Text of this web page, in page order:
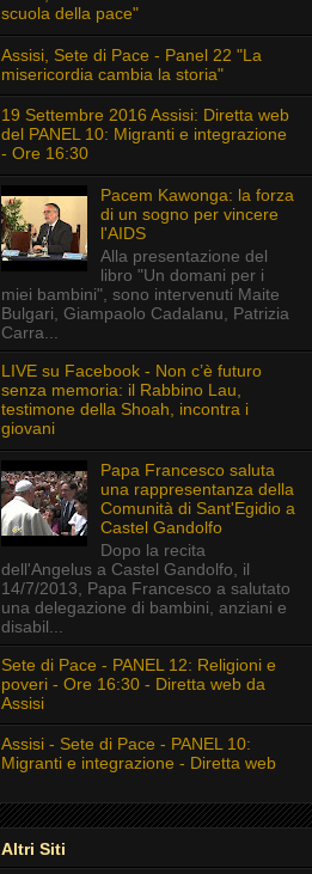
scuola della pace"
Assisi, Sete di Pace - Panel 22 "La
misericordia cambia la storia"
19 Settembre 2016 Assisi: Diretta web
del PANEL 10: Migranti e integrazione
- Ore 16:30
Pacem Kawonga: la forza
di un sogno per vincere
l'AIDS
Alla presentazione del
libro "Un domani per i
miei bambini", sono intervenuti Maite
Bulgari, Giampaolo Cadalanu, Patrizia
Carra...
LIVE su Facebook - Non c’è futuro
senza memoria: il Rabbino Lau,
testimone della Shoah, incontra i
giovani
Papa Francesco saluta
una rappresentanza della
Comunità di Sant'Egidio a
Castel Gandolfo
Dopo la recita
dell'Angelus a Castel Gandolfo, il
14/7/2013, Papa Francesco a salutato
una delegazione di bambini, anziani e
disabil...
Sete di Pace - PANEL 12: Religioni e
poveri - Ore 16:30 - Diretta web da
Assisi
Assisi - Sete di Pace - PANEL 10:
Migranti e integrazione - Diretta web
Altri Siti